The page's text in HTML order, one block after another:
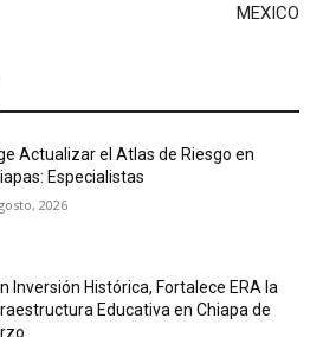
MEXICO
Actualizar el Atlas de Riesgo en
Especialistas
2026
Inversión Histórica, Fortalece ERA la
Educativa en Chiapa de